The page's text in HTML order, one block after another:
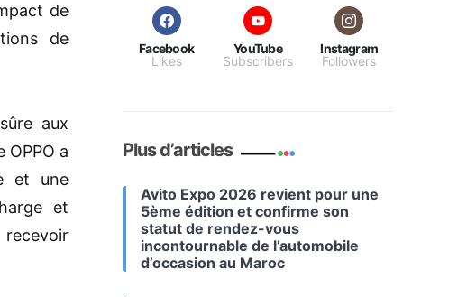
de
de
aux
OPPO a
et une
et
recevoir
Facebook
Likes
YouTube
Subscribers
Instagram
Followers
Plus d’articles
Avito Expo 2026 revient pour une
5ème édition et confirme son
statut de rendez-vous
incontournable de l’automobile
d’occasion au Maroc